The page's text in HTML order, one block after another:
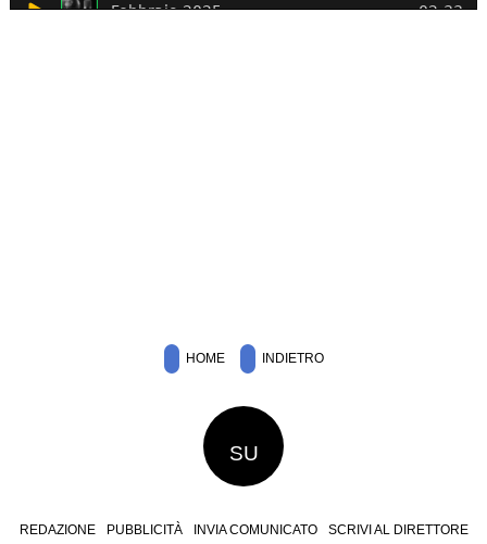
HOME INDIETRO
SU
REDAZIONE PUBBLICITÀ INVIA COMUNICATO
SCRIVI AL DIRETTORE